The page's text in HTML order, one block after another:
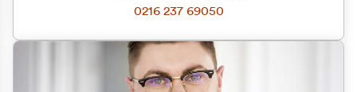
Zu welcher Kundengruppe
gehören Sie?
Privatkunde (inkl. MwSt.)
0216 237 69050